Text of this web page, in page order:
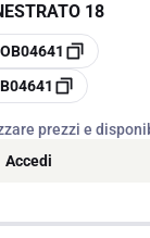
18
B04641
prezzi e
Accedi